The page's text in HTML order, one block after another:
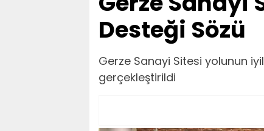
Desteği Sözü
Gerze Sanayi Sitesi yolunun
gerçekleştirildi